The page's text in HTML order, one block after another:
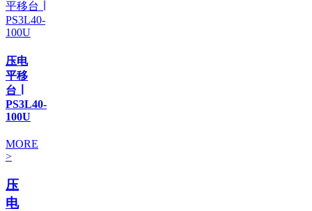
压电
平移
台 ∣
PS3L40-
100U
MORE
>
压
电